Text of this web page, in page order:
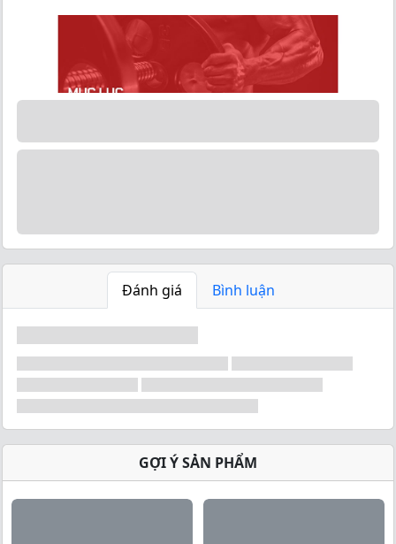
Nếu bạn là người tập trung cấp (1-2 năm) hoặc
bạn vừa mới hoàn thànhVGHYPER LV1
bắt đầu với Giai đoạn 1.
Nếu bạn là người tập lâu năm (nâng cao), mình
khuyên bạn nên bắt đầu ở giai đoạn 2 sau đó tiến
lên giai đoạn 3.
Đánh giá Bình luận
GỢI Ý SẢN PHẨM